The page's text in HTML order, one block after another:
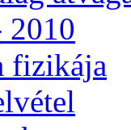
2010
fi­zi­ká­ja